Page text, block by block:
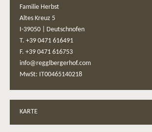
Familie Herbst
Altes Kreuz 5
I-39050
Deutschnofen
T. +39 0471 616491
F. +39 0471 616753
info@regglbergerhof.com
MwSt: IT00465140218
KARTE